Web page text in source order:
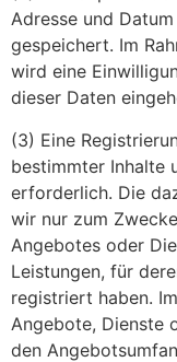
Adresse und
gespeichert. Im
wird eine
dieser Daten
(3) Eine
bestimmter Inhalte
erforderlich. Die
wir nur zum
Angebotes oder
Leistungen, für
registriert haben.
Angebote, Dienste
den